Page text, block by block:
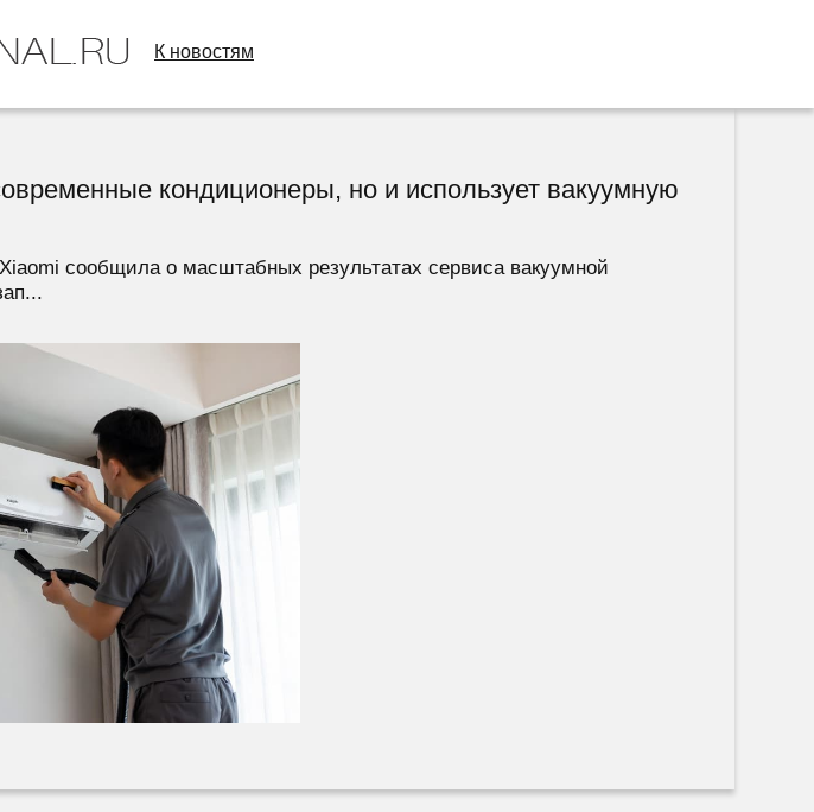
К новостям
кондиционеры, но и использует вакуумную
сообщила о масштабных результатах сервиса вакуумной